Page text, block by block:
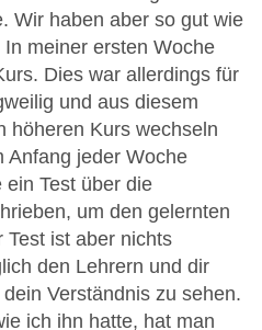
Wir haben aber so gut wie
meiner ersten Woche
Dies war allerdings für
und aus diesem
höheren Kurs wechseln
Anfang jeder Woche
Test über die
um den gelernten
Test ist aber nichts
den Lehrern und dir
Verständnis zu sehen.
ich ihn hatte, hat man